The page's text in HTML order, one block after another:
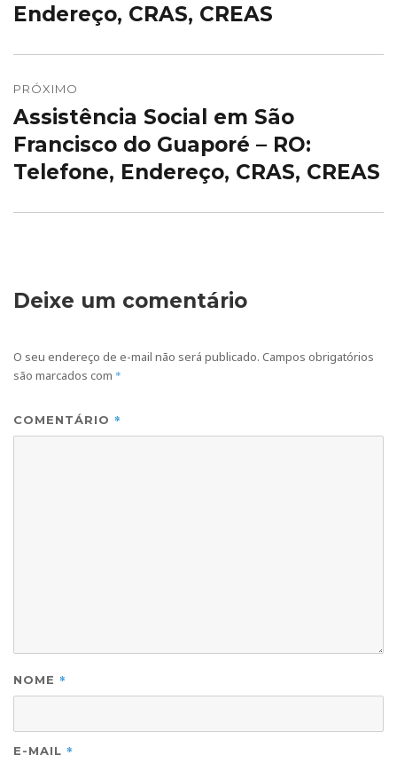
Endereço, CRAS, CREAS
PRÓXIMO
Próximo
post:
Assistência Social em São
Francisco do Guaporé – RO:
Telefone, Endereço, CRAS, CREAS
Deixe um comentário
O seu endereço de e-mail não será publicado. Campos obrigatórios
são marcados com *
COMENTÁRIO *
NOME *
E-MAIL *